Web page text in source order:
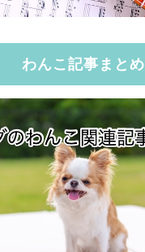
わんこ記事まとめ